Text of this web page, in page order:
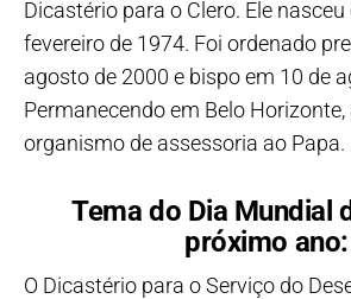
Dicastério para o Clero. Ele
fevereiro de 1974. Foi ordenado
agosto de 2000 e bispo em 10 de
Permanecendo em Belo
organismo de assessoria ao Papa.
Tema do Dia Mundial
próximo ano:
O Dicastério para o Serviço do